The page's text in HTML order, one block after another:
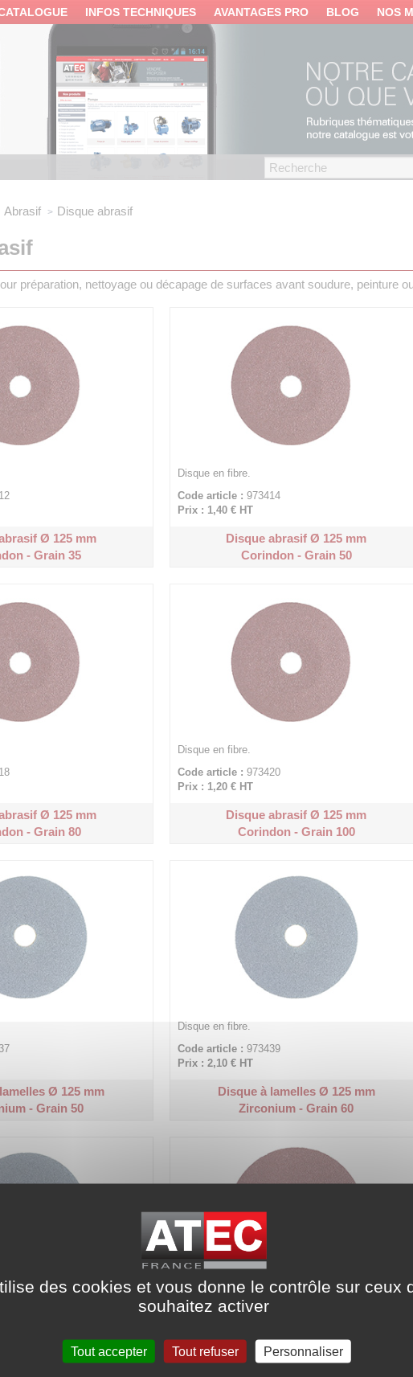
INFOS TECHNIQUES AVANTAGES PRO BLOG NOS
Abrasif Disque abrasif
préparation, nettoyage ou décapage de surfaces avant soudure, peinture
Ø 125 mm
- Grain 35
Disque en fibre.
Code article : 973414
Prix : 1,40 €HT
Disque abrasif Ø 125 mm
Corindon - Grain 50
Ø 125 mm
- Grain 80
Disque en fibre.
Code article : 973420
Prix : 1,20 €HT
Disque abrasif Ø 125 mm
Corindon - Grain 100
Ø 125 mm
- Grain 50
Disque en fibre.
Code article : 973439
Prix : 2,10 €HT
Disque à lamelles Ø 125 mm
Zirconium - Grain 60
lamelles Ø 125 mm
Disque en fibre.
Prix : 2,70 €HT
Disque abrasif Ø 178 mm
des cookies et vous donne le contrôle sur ceux
souhaitez activer
Tout accepter Tout refuser Personnaliser